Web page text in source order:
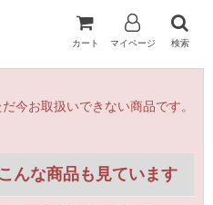
カート マイページ 検索
今お取扱いできない商品です。
んな商品も見ています